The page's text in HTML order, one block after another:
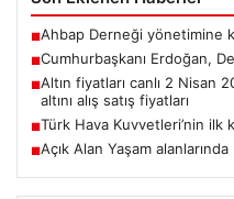
■Ahbap Derneği yönetimine
■Cumhurbaşkanı Erdoğan,
■Altın fiyatları canlı 2 Nisan
altını alış satış fiyatları
■Türk Hava Kuvvetleri’nin ilk
■Açık Alan Yaşam